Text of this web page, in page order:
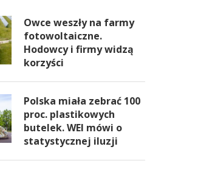
Owce weszły na farmy
fotowoltaiczne.
Hodowcy i firmy widzą
korzyści
Polska miała zebrać 100
proc. plastikowych
butelek. WEI mówi o
statystycznej iluzji